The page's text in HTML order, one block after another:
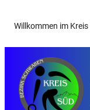
Inhalt
springen
Willkommen im Kreis